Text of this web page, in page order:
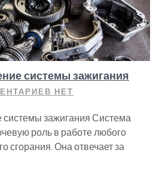
системы зажигания
НЕТ
зажигания Система
роль в работе любого
сгорания. Она отвечает за